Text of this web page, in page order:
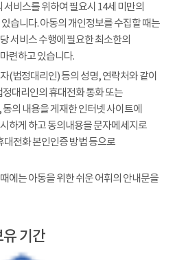
비스를 위하여 필요시 14세 미만의
습니다. 아동의 개인정보를 수집할 때는
서비스 수행에 필요한 최소한의
련하고 있습니다.
(법정대리인) 등의 성명, 연락처와 같이
대리인의 휴대전화 통화 또는
의 내용을 게재한 인터넷 사이트에
하게 하고 동의내용을 문자메세지로
대전화 본인인증 방법 등으로
에는 아동을 위한 쉬운 어휘의 안내문을
기간